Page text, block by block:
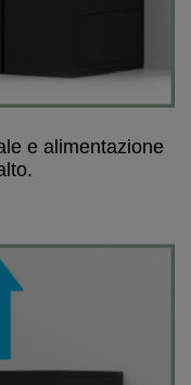
e alimentazione